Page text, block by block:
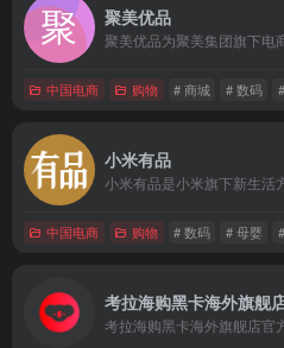
聚美优品
聚美优品为聚美集团旗下电
中国电商 购物 # 商城 # 数码
小米有品
小米有品是小米旗下新生活
中国电商 购物 # 数码 # 母婴
考拉海购黑卡海外旗舰
考拉海购黑卡海外旗舰店官